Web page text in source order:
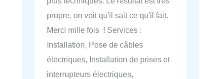
propre, on voit qu'il sait ce qu'il fait.
Merci mille fois ! Services :
Installation, Pose de câbles
électriques, Installation de prises et
interrupteurs électriques,